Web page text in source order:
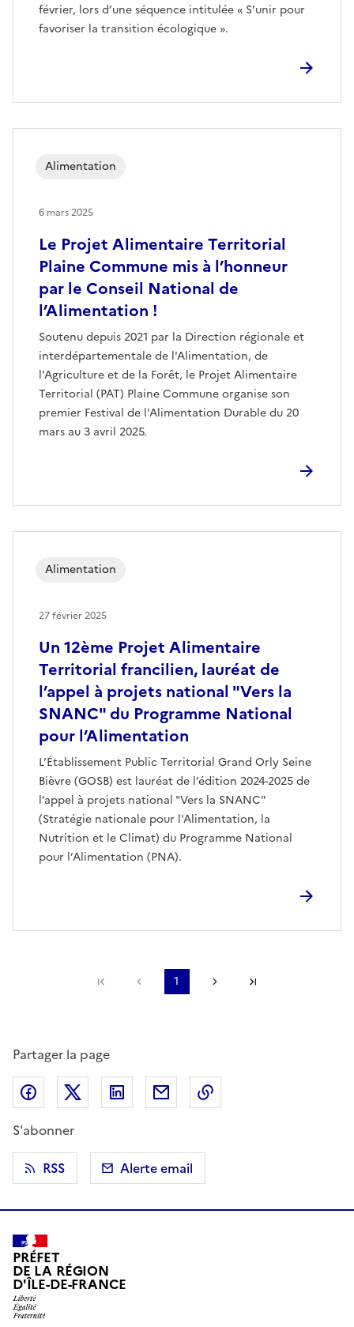
février, lors d’une séquence intitulée « S’unir pour
favoriser la transition écologique ».
Le Projet Alimentaire Territorial
Plaine Commune mis à l’honneur
par le Conseil National de
l’Alimentation !
Soutenu depuis 2021 par la Direction régionale et
interdépartementale de l'Alimentation, de
l'Agriculture et de la Forêt, le Projet Alimentaire
Territorial (PAT) Plaine Commune organise son
premier Festival de l'Alimentation Durable du 20
mars au 3 avril 2025.
Alimentation
6 mars 2025
Un 12ème Projet Alimentaire
Territorial francilien, lauréat de
l’appel à projets national "Vers la
SNANC" du Programme National
pour l’Alimentation
L’Établissement Public Territorial Grand Orly Seine
Bièvre (GOSB) est lauréat de l’édition 2024-2025 de
l’appel à projets national "Vers la SNANC"
(Stratégie nationale pour l'Alimentation, la
Nutrition et le Climat) du Programme National
pour l’Alimentation (PNA).
Alimentation
27 février 2025
Première pagePage précédente
1 Page suivante
Partager la page
Partager sur Facebook
Partager sur X (anciennement Twitter)
Partager sur LinkedIn
Partager par email
S'abonner
RSS
Alerte email
PRÉFET
DE LA RÉGION
D'ÎLE-DE-FRANCE